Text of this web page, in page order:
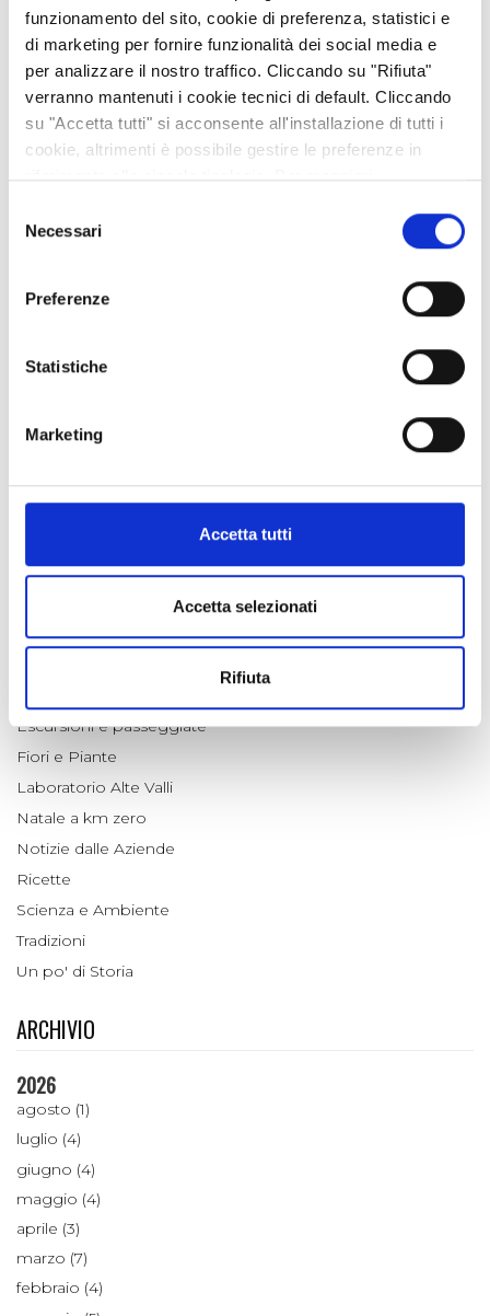
funzionamento del sito, cookie di preferenza, statistici e
di marketing per fornire funzionalità dei social media e
per analizzare il nostro traffico. Cliccando su "Rifiuta"
verranno mantenuti i cookie tecnici di default. Cliccando
su "Accetta tutti" si acconsente all'installazione di tutti i
cookie, altrimenti è possibile gestire le preferenze in
riferimento alle singole tipologie. Per maggiori
delNecessari
Preferenze
Statistiche
Marketing
Accetta tutti
Accetta selezionati
Rifiuta
FARE IMPRESA NELLE TERRE ALTE: A SUSA CNA DISCUTE DI
TURISMO E CELEBRA LA FEDELTÀ ASSOCIATIVA
29 lug 2026
IL GELSO: INTRODOTTO PER L'ALIMENTAZIONE DEI BACHI DA
SETA È APPREZZATO PER LE SUE GUSTOSE MORE
I MARRONS DEL MONCENISIO: UNA STORIA LUNGA OLTRE
06 lug 2026
È DISPONIBILE LA "GUIDA FREE" 2026 DELLA VALLE DI SUSA
02 lug 2026
#ARCHIVIO FOTO DEL GIORNO
#ARCHIVIO NEWSLETTERS
Animali
Cultura e Territorio
Escursioni e passeggiate
Fiori e Piante
Laboratorio Alte Valli
Natale a km zero
Notizie dalle Aziende
Ricette
Scienza e Ambiente
Tradizioni
Un po' di Storia
ARCHIVIO
2026
agosto (1)
luglio (4)
giugno (4)
maggio (4)
aprile (3)
marzo (7)
febbraio (4)